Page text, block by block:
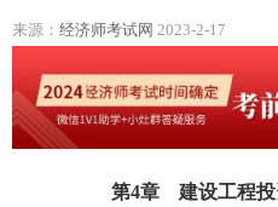
来源： 经济师考试网 2023-2-17
第4章 建设工程投